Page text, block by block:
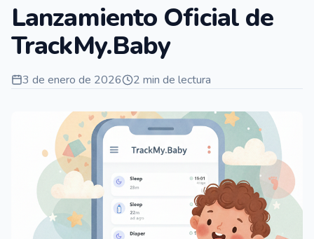
Lanzamiento Oficial de
TrackMy.Baby
3 de enero de 2026 2 min de lectura